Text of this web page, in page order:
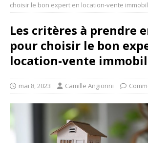
choisir le bon expert en location-vente
Les critères à prendre
pour choisir le bon
location-vente
mai 8, 2023 Camille Angionni